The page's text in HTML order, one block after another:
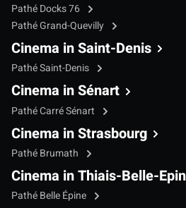
Pathé Docks 76
Pathé Grand-Quevilly
Cinema in Saint-Denis
Pathé Saint-Denis
Cinema in Sénart
Pathé Carré Sénart
Cinema in Strasbourg
Pathé Brumath
Cinema in Thiais-Belle-
Pathé Belle Épine